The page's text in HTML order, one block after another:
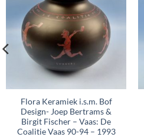
Flora Keramiek i.s.m. Bof
Design- Joep Bertrams &
Birgit Fischer – Vaas: De
Coalitie Vaas 90-94 – 1993